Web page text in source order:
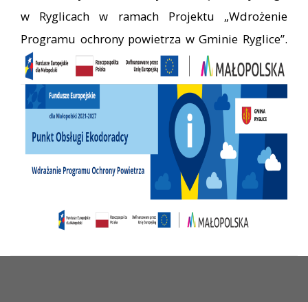
w Ryglicach w ramach Projektu „Wdrożenie
Programu ochrony powietrza w Gminie Ryglice”.